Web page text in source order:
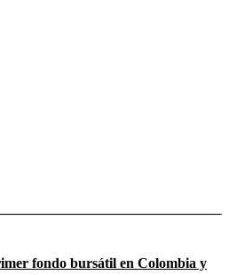
fondo bursátil en Colombia y